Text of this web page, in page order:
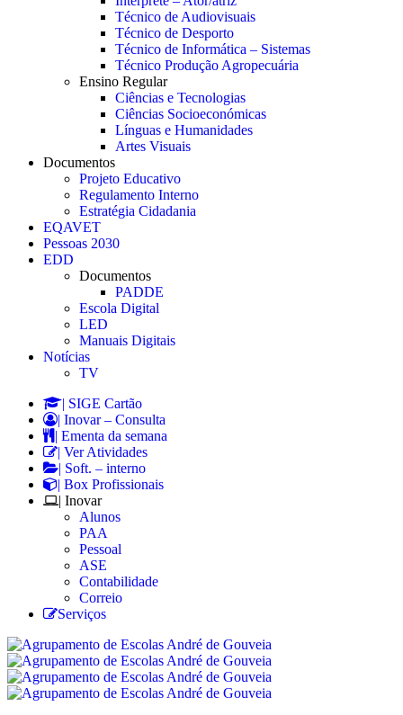
Técnico de Audiovisuais
Técnico de Desporto
Técnico de Informática – Sistemas
Técnico Produção Agropecuária
Ensino Regular
Ciências e Tecnologias
Ciências Socioeconómicas
Línguas e Humanidades
Artes Visuais
Documentos
Projeto Educativo
Regulamento Interno
Estratégia Cidadania
EQAVET
Pessoas 2030
EDD
Documentos
PADDE
Escola Digital
LED
Manuais Digitais
Notícias
TV
| SIGE Cartão
| Inovar – Consulta
| Ementa da semana
| Ver Atividades
| Soft. – interno
| Box Profissionais
| Inovar
Alunos
PAA
Pessoal
ASE
Contabilidade
Correio
Serviços